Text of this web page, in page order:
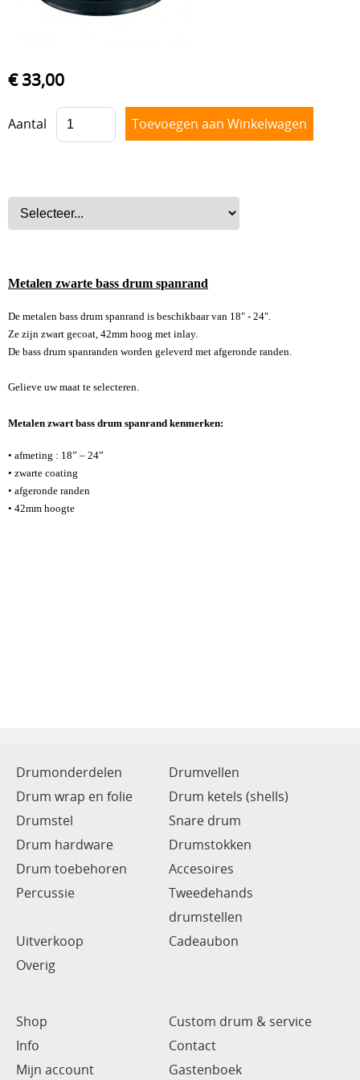
Percussie
Uitverkoop
Cadeaubon
€ 33,00
Aantal
Metalen zwarte bass drum spanrand
De metalen bass drum spanrand is beschikbaar van 18" - 24".
Ze zijn zwart gecoat, 42mm hoog met inlay.
De bass drum spanranden worden geleverd met afgeronde randen.
Gelieve uw maat te selecteren.
Metalen zwart bass drum spanrand kenmerken:
• afmeting : 18” – 24”
• zwarte coating
• afgeronde randen
• 42mm hoogte
Drumonderdelen
Drumvellen
Drum wrap en folie
Drum ketels (shells)
Drumstel
Snare drum
Drum hardware
Drumstokken
Drum toebehoren
Accesoires
Percussie
Tweedehands
drumstellen
Uitverkoop
Cadeaubon
Overig
Shop
Custom drum & service
Info
Contact
Mijn account
Gastenboek